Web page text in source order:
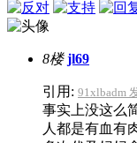
8楼 jl69
引用: 91xlbadm
事实上没这么
人都是有血有